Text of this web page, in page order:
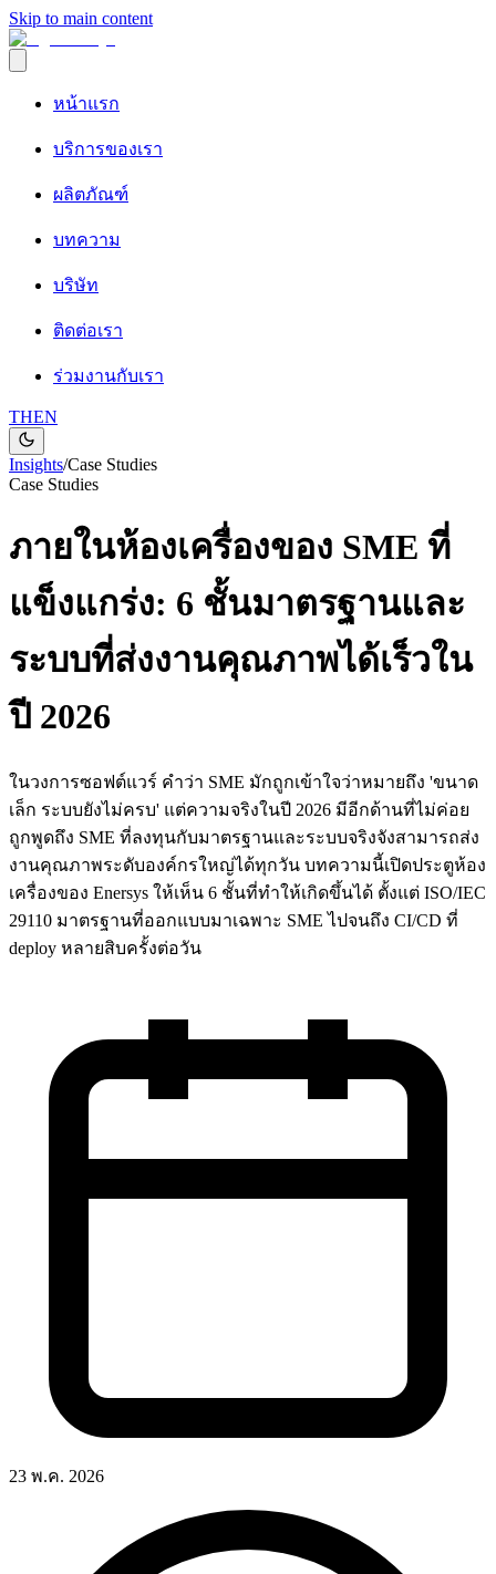
Skip to main content
หน้าแรก
บริการของเรา
ผลิตภัณฑ์
บทความ
บริษัท
ติดต่อเรา
ร่วมงานกับเรา
THEN
Insights/Case Studies
Case Studies
ภายในห้องเครื่องของ SME ที่
แข็งแกร่ง: 6 ชั้นมาตรฐานและ
ระบบที่ส่งงานคุณภาพได้เร็วใน
ปี 2026
ในวงการซอฟต์แวร์ คำว่า SME มักถูกเข้าใจว่าหมายถึง 'ขนาด
เล็ก ระบบยังไม่ครบ' แต่ความจริงในปี 2026 มีอีกด้านที่ไม่ค่อย
ถูกพูดถึง SME ที่ลงทุนกับมาตรฐานและระบบจริงจังสามารถส่ง
งานคุณภาพระดับองค์กรใหญ่ได้ทุกวัน บทความนี้เปิดประตูห้อง
เครื่องของ Enersys ให้เห็น 6 ชั้นที่ทำให้เกิดขึ้นได้ ตั้งแต่ ISO/IEC
29110 มาตรฐานที่ออกแบบมาเฉพาะ SME ไปจนถึง CI/CD ที่
deploy หลายสิบครั้งต่อวัน
23 พ.ค. 2026